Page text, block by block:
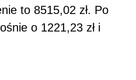
to 8515,02 zł. Po
o 1221,23 zł i